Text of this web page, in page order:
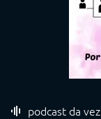
podcast da vez